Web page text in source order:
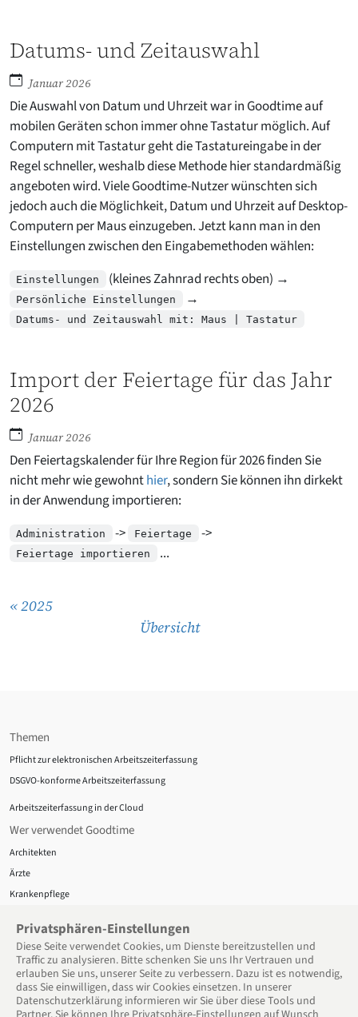
Datums- und Zeitauswahl
Januar 2026
Die Auswahl von Datum und Uhrzeit war in Goodtime auf
mobilen Geräten schon immer ohne Tastatur möglich. Auf
Computern mit Tastatur geht die Tastatureingabe in der
Regel schneller, weshalb diese Methode hier standardmäßig
angeboten wird. Viele Goodtime-Nutzer wünschten sich
jedoch auch die Möglichkeit, Datum und Uhrzeit auf Desktop-
Computern per Maus einzugeben. Jetzt kann man in den
Einstellungen zwischen den Eingabemethoden wählen:
Einstellungen (kleines Zahnrad rechts oben) →
Persönliche Einstellungen →
Datums- und Zeitauswahl mit: Maus | Tastatur
Import der Feiertage für das Jahr
2026
Januar 2026
Den Feiertagskalender für Ihre Region für 2026 finden Sie
nicht mehr wie gewohnthier, sondern Sie können ihn dirkekt
in der Anwendung importieren:
Administration -> Feiertage ->
Feiertage importieren ...
« 2025
Übersicht
Themen
Pflicht zur elektronischen Arbeitszeiterfassung
DSGVO-konforme Arbeitszeiterfassung
Arbeitszeiterfassung in der Cloud
Wer verwendet Goodtime
Architekten
Ärzte
Krankenpflege
Datenschutz
Über uns
Datenschutz
AGB
Privatsphären-Einstellungen
Diese Seite verwendet Cookies, um Dienste bereitzu­stellen und
Traffic zu analysieren. Bitte schenken Sie uns Ihr Vertrauen und
erlauben Sie uns, unserer Seite zu verbessern. Dazu ist es notwendig,
dass Sie einwilligen, dass wir Cookies einsetzen. In unserer
Datenschutzerklärung informieren wir Sie über diese Tools und